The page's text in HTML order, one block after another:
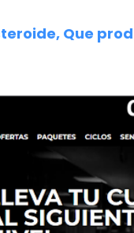
Que